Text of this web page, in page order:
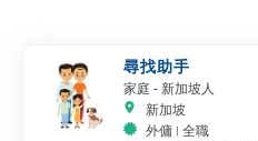
尋找助手
家庭 - 新加坡人
新加坡
外傭 | 全職